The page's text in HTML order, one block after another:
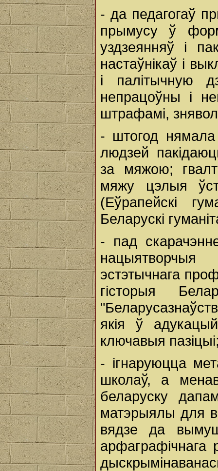
- да педагогаў
прымусу ў
уздзеянняў і
настаўнікаў і
і палітычную
непрацоўны і
штрафамі,
- штогод нямала
людзей
за мяжою;
мяжу цэлыя
(Еўрапейскі
Беларускі
- пад
эстэтычнага
гісторыя
якія ў
ключавыя
- ігнаруюцца
школаў, а
беларуску
матэрыялы для
вядзе да
арфаграфічнага